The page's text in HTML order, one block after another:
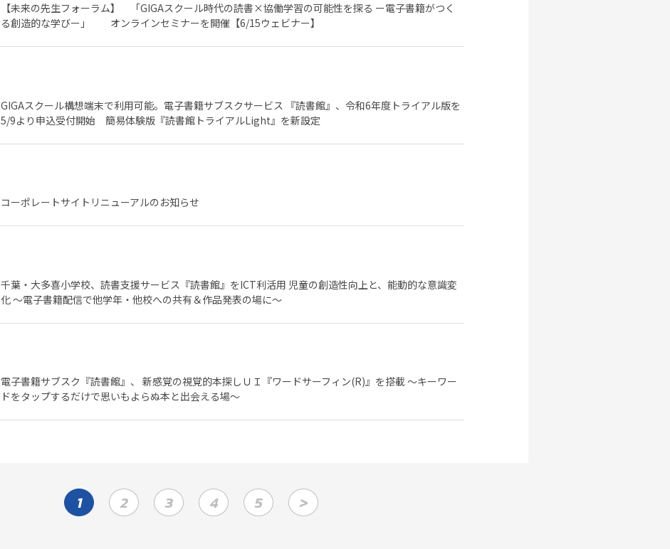
【未来の先生フォーラム】 「GIGAスクール時代の読書×協働学習の可能性を探る ー電子書籍がつく
る創造的な学びー」 オンラインセミナーを開催【6/15ウェビナー】
GIGAスクール構想端末で利用可能。電子書籍サブスクサービス 『読書館』、令和6年度トライアル版を
5/9より申込受付開始 簡易体験版『読書館トライアルLight』を新設定
コーポレートサイトリニューアルのお知らせ
千葉・大多喜小学校、読書支援サービス『読書館』をICT利活用 児童の創造性向上と、能動的な意識変
化 ～電子書籍配信で他学年・他校への共有＆作品発表の場に～
電子書籍サブスク『読書館』、 新感覚の視覚的本探しＵＩ『ワードサーフィン(R)』を搭載 ～キーワー
ドをタップするだけで思いもよらぬ本と出会える場～
1 2 3 4 5 >